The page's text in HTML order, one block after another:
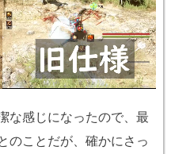
な感じになったので、最
のことだが、確かにさっ